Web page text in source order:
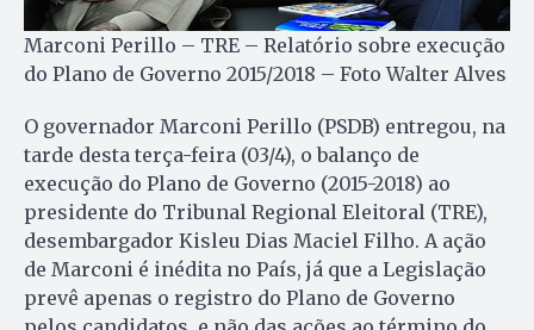
Marconi Perillo – TRE – Relatório sobre execução
do Plano de Governo 2015/2018 – Foto Walter Alves
O governador Marconi Perillo (PSDB) entregou, na
tarde desta terça-feira (03/4), o balanço de
execução do Plano de Governo (2015-2018) ao
presidente do Tribunal Regional Eleitoral (TRE),
desembargador Kisleu Dias Maciel Filho. A ação
de Marconi é inédita no País, já que a Legislação
prevê apenas o registro do Plano de Governo